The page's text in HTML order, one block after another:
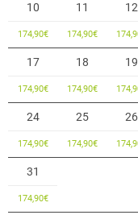
10
174,90€
11
174,90€
12
17
174,90€
18
174,90€
19
24
174,90€
25
174,90€
26
31
174,90€